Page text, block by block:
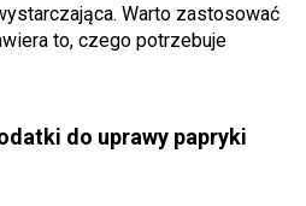
Warto zastosować
to, czego potrzebuje
do uprawy papryki